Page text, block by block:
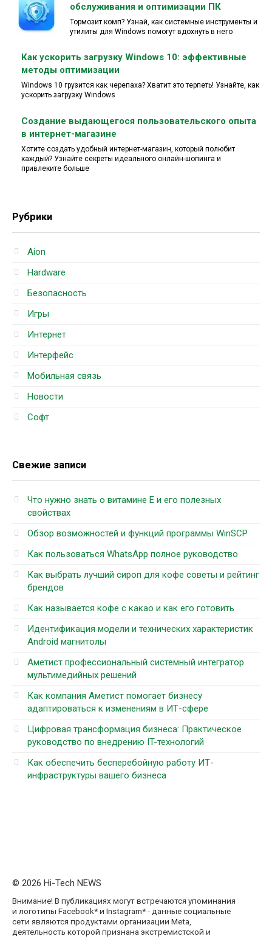
обслуживания и оптимизации ПК
Тормозит комп? Узнай, как системные инструменты и
утилиты для Windows помогут вдохнуть в него
Как ускорить загрузку Windows 10: эффективные
методы оптимизации
Windows 10 грузится как черепаха? Хватит это терпеть! Узнайте, как
ускорить загрузку Windows
Создание выдающегося пользовательского опыта
в интернет-магазине
Хотите создать удобный интернет-магазин, который полюбит
каждый? Узнайте секреты идеального онлайн-шопинга и
привлеките больше
Рубрики
Aion
Hardware
Безопасность
Игры
Интернет
Интерфейс
Мобильная связь
Новости
Софт
Свежие записи
Что нужно знать о витамине Е и его полезных
свойствах
Обзор возможностей и функций программы WinSCP
Как пользоваться WhatsApp полное руководство
Как выбрать лучший сироп для кофе советы и рейтинг
брендов
Как называется кофе с какао и как его готовить
Идентификация модели и технических характеристик
Android магнитолы
Аметист профессиональный системный интегратор
мультимедийных решений
Как компания Аметист помогает бизнесу
адаптироваться к изменениям в ИТ-сфере
Цифровая трансформация бизнеса: Практическое
руководство по внедрению IT-технологий
Как обеспечить бесперебойную работу ИТ-
инфраструктуры вашего бизнеса
© 2026 Hi-Tech NEWS
Внимание! В публикациях могут встречаются упоминания
и логотипы Facebook* и Instagram* - данные социальные
сети являются продуктами организации Meta,
деятельность которой признана экстремистской и